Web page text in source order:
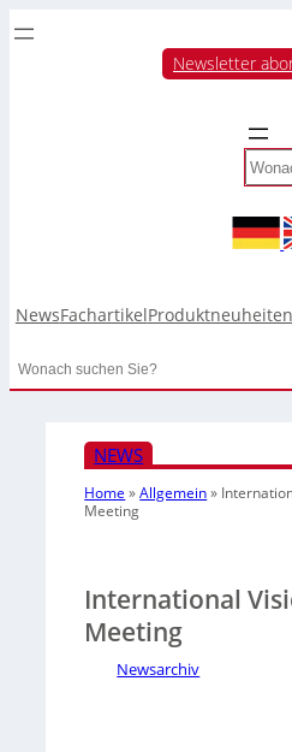
Newsletter
Search
NewsFachartikelProduktneuheiten
Search
NEWS
Home »Allgemein»
Meeting
International
Meeting
Newsarchiv